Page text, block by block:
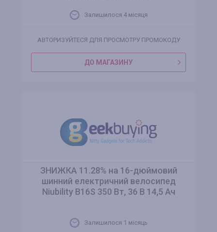
Залишилося 4 місяця
АВТОРИЗУЙТЕСЯ ДЛЯ ПРОСМОТРУ ПРОМОКОДУ
ДО МАГАЗИНУ
ЗНИЖКА 11.28% на 16-дюймовий
шинний електричний велосипед
Niubility B16S 350 Вт, 36 В 14,5 Ач
Залишилося 1 місяць